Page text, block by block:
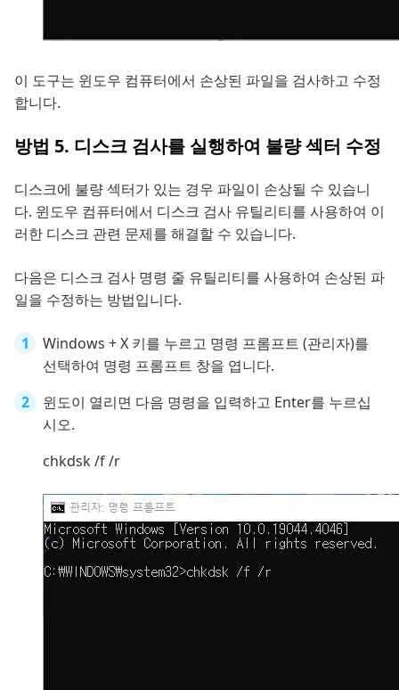
이 도구는 윈도우 컴퓨터에서 손상된 파일을 검사하고 수정
합니다.
방법 5. 디스크 검사를 실행하여 불량 섹터 수정
디스크에 불량 섹터가 있는 경우 파일이 손상될 수 있습니
다. 윈도우 컴퓨터에서 디스크 검사 유틸리티를 사용하여 이
러한 디스크 관련 문제를 해결할 수 있습니다.
다음은 디스크 검사 명령 줄 유틸리티를 사용하여 손상된 파
일을 수정하는 방법입니다.
Windows + X 키를 누르고 명령 프롬프트 (관리자)를
선택하여 명령 프롬프트 창을 엽니다.
윈도이 열리면 다음 명령을 입력하고 Enter를 누르십
시오.
chkdsk /f /r